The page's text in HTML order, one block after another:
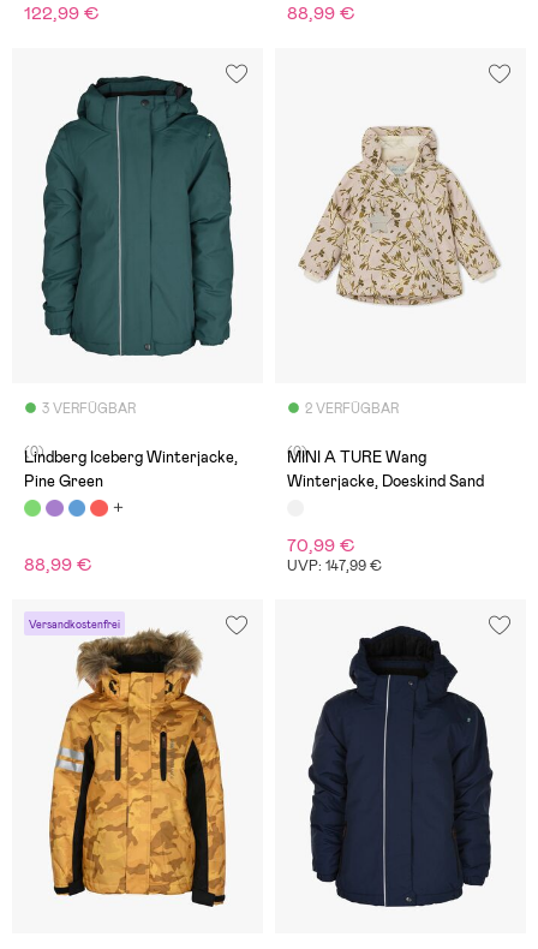
122,99 € 88,99 €
3 VERFÜGBAR
(0)
Lindberg Iceberg Winterjacke,
Pine Green
88,99 €
2 VERFÜGBAR
(0)
MINI A TURE Wang
Winterjacke, Doeskind Sand
70,99 €
UVP: 147,99 €
Versandkostenfrei